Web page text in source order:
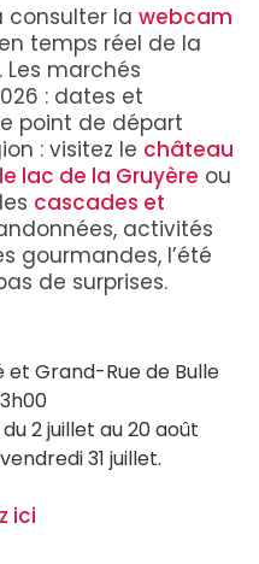
consulter la webcam
temps réel de la
marchés
: dates et
point de départ
: visitez le château
le lac de la Gruyère ou
cascades et
activités
gourmandes, l’été
de surprises.
et Grand-Rue de Bulle
2 juillet au 20 août
31 juillet.
ici